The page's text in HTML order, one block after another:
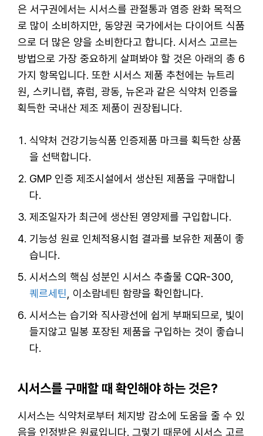
은 서구권에서는 시서스를 관절통과 염증 완화 목적으
로 많이 소비하지만, 동양권 국가에서는 다이어트 식품
으로 더 많은 양을 소비한다고 합니다. 시서스 고르는
방법으로 가장 중요하게 살펴봐야 할 것은 아래의 총 6
가지 항목입니다. 또한 시서스 제품 추천에는 뉴트리
원, 스키니랩, 휴럼, 광동, 뉴온과 같은 식약처 인증을
획득한 국내산 제조 제품이 권장됩니다.
식약처 건강기능식품 인증제품 마크를 획득한 상품
을 선택합니다.
GMP 인증 제조시설에서 생산된 제품을 구매합니
다.
제조일자가 최근에 생산된 영양제를 구입합니다.
기능성 원료 인체적용시험 결과를 보유한 제품이 좋
습니다.
시서스의 핵심 성분인 시서스 추출물 CQR-300,
퀘르세틴 , 이소람네틴 함량을 확인합니다.
시서스는 습기와 직사광선에 쉽게 부패되므로, 빛이
들지않고 밀봉 포장된 제품을 구입하는 것이 좋습니
다.
시서스를 구매할 때 확인해야 하는 것은?
시서스는 식약처로부터 체지방 감소에 도움을 줄 수 있
음을 인정받은 원료입니다. 그렇기 때문에 시서스 고르